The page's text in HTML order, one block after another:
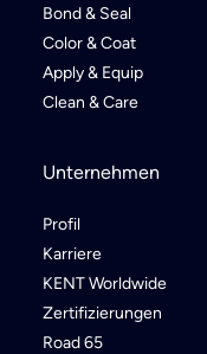
Bond & Seal
Color & Coat
Apply & Equip
Clean & Care
Unternehmen
Profil
Karriere
KENT Worldwide
Zertifizierungen
Road 65